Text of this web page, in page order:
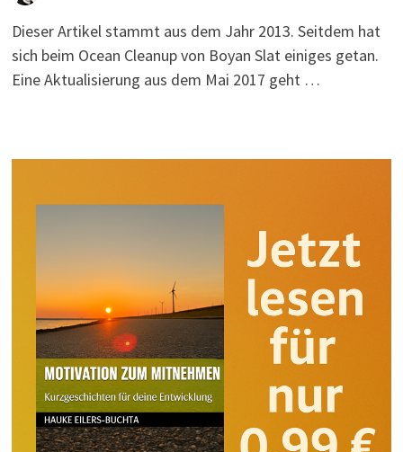
Dieser Artikel stammt aus dem Jahr 2013. Seitdem hat
sich beim Ocean Cleanup von Boyan Slat einiges getan.
Eine Aktualisierung aus dem Mai 2017 geht …